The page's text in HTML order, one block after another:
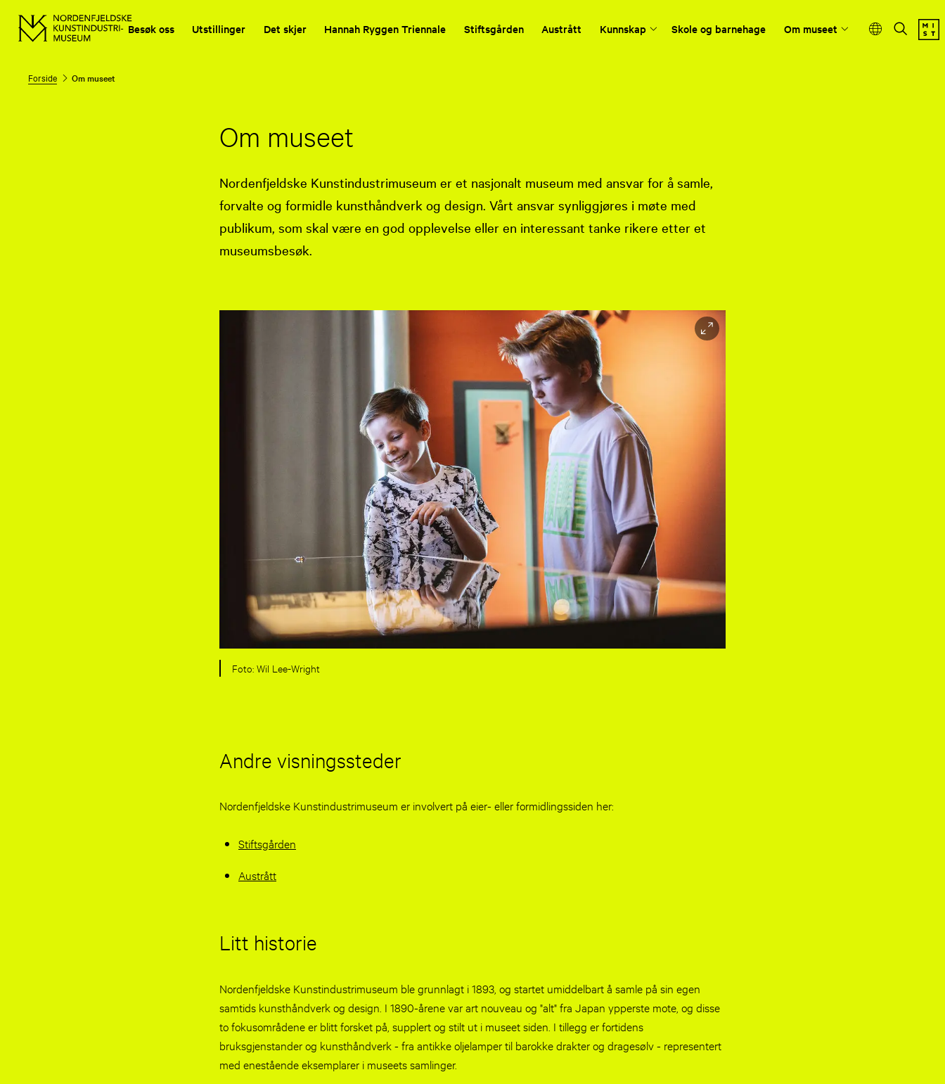
Besøk oss Utstillinger Det skjer Hannah Ryggen Triennale Stiftsgården Austrått Kunnskap Skole og barnehage Om museet
Forside Om museet
Om museet
Nordenfjeldske Kunstindustrimuseum er et nasjonalt museum med ansvar for å samle,
forvalte og formidle kunsthåndverk og design. Vårt ansvar synliggjøres i møte med
publikum, som skal være en god opplevelse eller en interessant tanke rikere etter et
museumsbesøk.
Foto: Wil Lee-Wright
Andre visningssteder
Nordenfjeldske Kunstindustrimuseum er involvert på eier- eller formidlingssiden her:
Stiftsgården
Austrått
Litt historie
Nordenfjeldske Kunstindustrimuseum ble grunnlagt i 1893, og startet umiddelbart å samle på sin egen
samtids kunsthåndverk og design. I 1890-årene var art nouveau og "alt" fra Japan ypperste mote, og disse
to fokusområdene er blitt forsket på, supplert og stilt ut i museet siden. I tillegg er fortidens
bruksgjenstander og kunsthåndverk - fra antikke oljelamper til barokke drakter og dragesølv - representert
med enestående eksemplarer i museets samlinger.